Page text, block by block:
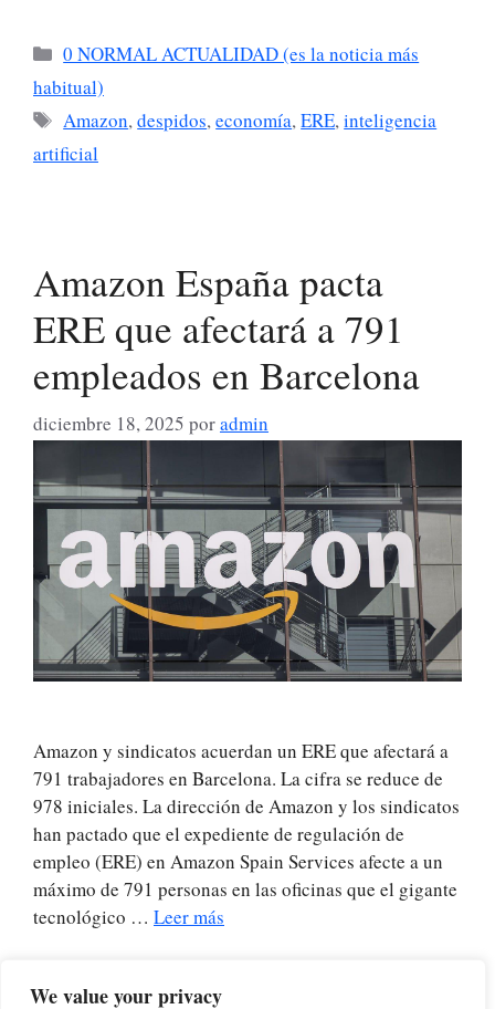
We value your privacy
Categorías
0 NORMAL ACTUALIDAD (es la noticia más
habitual)
Etiquetas
Amazon,despidos,economía,ERE,inteligencia
artificial
Amazon España pacta
ERE que afectará a 791
empleados en Barcelona
diciembre 18, 2025 poradmin
Amazon y sindicatos acuerdan un ERE que afectará a
791 trabajadores en Barcelona. La cifra se reduce de
978 iniciales. La dirección de Amazon y los sindicatos
han pactado que el expediente de regulación de
empleo (ERE) en Amazon Spain Services afecte a un
máximo de 791 personas en las oficinas que el gigante
tecnológico … Leer más
0 NORMAL ACTUALIDAD (es la noticia más